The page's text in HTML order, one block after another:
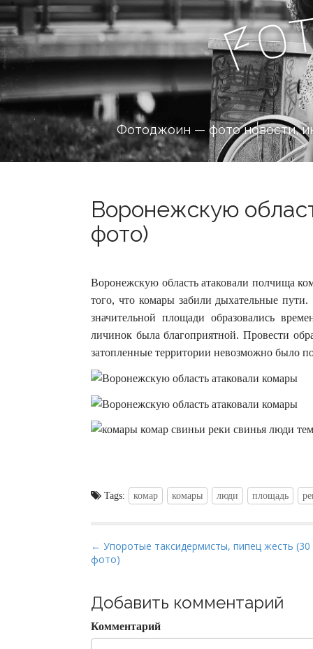
Fo
Фотоджоин — фото новости,
Воронежскую
фото)
Воронежскую область атаковали полчища
того, что комары забили дыхательные
значительной площади образовались
личинок была благоприятной. Провести
затопленные территории невозможно было
Tags: комар комары люди площадь
P
o
t
n
a
← Упоротые таксидермисты, пипец жесть (30
фото)
Добавить комментарий
Комментарий